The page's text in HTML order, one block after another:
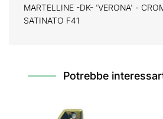
MARTELLINE -DK- 'VERONA' -
SATINATO F41
Potrebbe